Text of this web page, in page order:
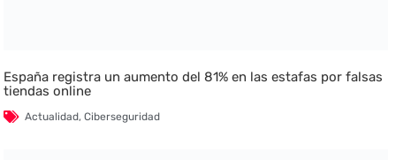
España registra un aumento del 81% en las estafas por falsas
tiendas online
Actualidad,Ciberseguridad